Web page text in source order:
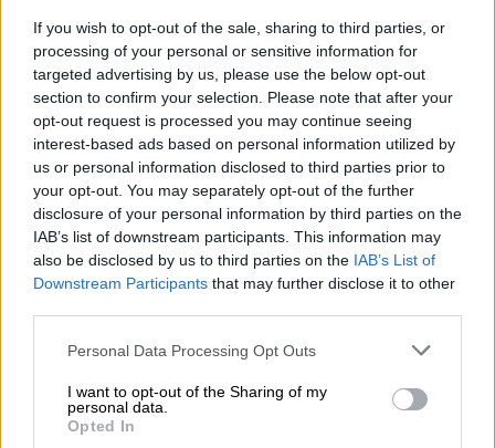
If you wish to opt-out of the sale, sharing to third parties, or
processing of your personal or sensitive information for
targeted advertising by us, please use the below opt-out
section to confirm your selection. Please note that after your
opt-out request is processed you may continue seeing
interest-based ads based on personal information utilized by
us or personal information disclosed to third parties prior to
your opt-out. You may separately opt-out of the further
disclosure of your personal information by third parties on the
IAB’s list of downstream participants. This information may
also be disclosed by us to third parties on the IAB’s List of
Downstream Participants that may further disclose it to other
Please note that this website/app uses one or more Google
not limited to your visit or usage behaviour. You may click to
grant or deny consent to Google and its third-party tags to
use your data for below specified purposes in below Google
Personal Data Processing Opt Outs
I want to opt-out of the Sharing of my
personal data.
Opted In
εταιρεία του πλουσιότερου ανθρώπου στον
κόσμο, Έλον Μασκ. Συγκεκιρμένα πρόκειται
για έναν τηλεπικοινωνιακό δορυφόρο
Turksat. Η εκτόξευση του δορυφόρου
Turksat 5B θα γίνει με πύραυλο Falcon 9 από
το Διαστημικό Κέντρο στο Ακρωτήριο
Κανάβεραλ της Φλόριντα.
Οι τεχνολογίες του δορυφόρου
Defense and Space, με σημαντική τουρκική
συμβολή. Ο νέος Turksat θα παρέχει
ευρυζωνικές υπηρεσίες διαδικτύου και